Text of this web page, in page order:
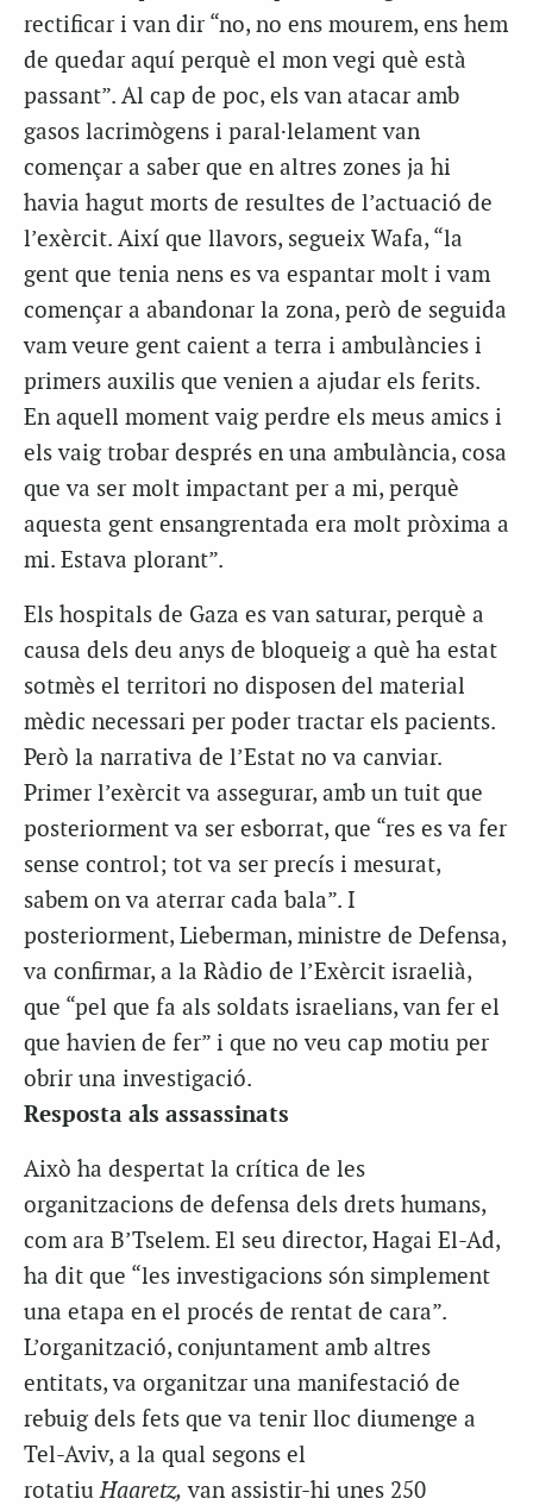
rectificar i van dir “no, no ens mourem, ens hem
de quedar aquí perquè el mon vegi què està
passant”. Al cap de poc, els van atacar amb
gasos lacrimògens i paral·lelament van
començar a saber que en altres zones ja hi
havia hagut morts de resultes de l’actuació de
l’exèrcit. Així que llavors, segueix Wafa, “la
gent que tenia nens es va espantar molt i vam
començar a abandonar la zona, però de seguida
vam veure gent caient a terra i ambulàncies i
primers auxilis que venien a ajudar els ferits.
En aquell moment vaig perdre els meus amics i
els vaig trobar després en una ambulància, cosa
que va ser molt impactant per a mi, perquè
aquesta gent ensangrentada era molt pròxima a
mi. Estava plorant”.
Els hospitals de Gaza es van saturar, perquè a
causa dels deu anys de bloqueig a què ha estat
sotmès el territori no disposen del material
mèdic necessari per poder tractar els pacients.
Però la narrativa de l’Estat no va canviar.
Primer l’exèrcit va assegurar, amb un tuit que
posteriorment va ser esborrat, que “res es va fer
sense control; tot va ser precís i mesurat,
sabem on va aterrar cada bala”. I
posteriorment, Lieberman, ministre de Defensa,
va confirmar, a la Ràdio de l’Exèrcit israelià,
que “pel que fa als soldats israelians, van fer el
que havien de fer” i que no veu cap motiu per
obrir una investigació.
Resposta als assassinats
Això ha despertat la crítica de les
organitzacions de defensa dels drets humans,
com ara B’Tselem. El seu director, Hagai El-Ad,
ha dit que “les investigacions són simplement
una etapa en el procés de rentat de cara”.
L’organització, conjuntament amb altres
entitats, va organitzar una manifestació de
rebuig dels fets que va tenir lloc diumenge a
Tel-Aviv, a la qual segons el
rotatiuHaaretz, van assistir-hi unes 250